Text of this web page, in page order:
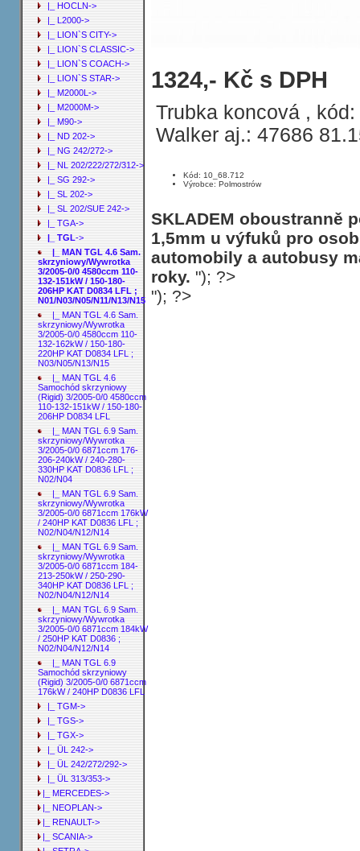
|_ HOCLN->
|_ L2000->
|_ LION`S CITY->
|_ LION`S CLASSIC->
|_ LION`S COACH->
|_ LION`S STAR->
|_ M2000L->
|_ M2000M->
|_ M90->
|_ ND 202->
|_ NG 242/272->
|_ NL 202/222/272/312->
|_ SG 292->
|_ SL 202->
|_ SL 202/SUE 242->
|_ TGA->
|_ TGL->
|_ MAN TGL 4.6 Sam.
skrzyniowy/Wywrotka
3/2005-0/0 4580ccm 110-
132-151kW / 150-180-
206HP KAT D0834 LFL ;
N01/N03/N05/N11/N13/N15
|_ MAN TGL 4.6 Sam.
skrzyniowy/Wywrotka
3/2005-0/0 4580ccm 110-
132-162kW / 150-180-
220HP KAT D0834 LFL ;
N03/N05/N13/N15
|_ MAN TGL 4.6
Samochód skrzyniowy
(Rigid) 3/2005-0/0 4580ccm
110-132-151kW / 150-180-
206HP D0834 LFL
|_ MAN TGL 6.9 Sam.
skrzyniowy/Wywrotka
3/2005-0/0 6871ccm 176-
206-240kW / 240-280-
330HP KAT D0836 LFL ;
N02/N04
|_ MAN TGL 6.9 Sam.
skrzyniowy/Wywrotka
3/2005-0/0 6871ccm 176kW
/ 240HP KAT D0836 LFL ;
N02/N04/N12/N14
|_ MAN TGL 6.9 Sam.
skrzyniowy/Wywrotka
3/2005-0/0 6871ccm 184-
213-250kW / 250-290-
340HP KAT D0836 LFL ;
N02/N04/N12/N14
|_ MAN TGL 6.9 Sam.
skrzyniowy/Wywrotka
3/2005-0/0 6871ccm 184kW
/ 250HP KAT D0836 ;
N02/N04/N12/N14
|_ MAN TGL 6.9
Samochód skrzyniowy
(Rigid) 3/2005-0/0 6871ccm
176kW / 240HP D0836 LFL
|_ TGM->
|_ TGS->
|_ TGX->
|_ ÜL 242->
|_ ÜL 242/272/292->
|_ ÜL 313/353->
|_ MERCEDES->
|_ NEOPLAN->
|_ RENAULT->
|_ SCANIA->
Trubka koncová MAN TGL 4.6 Sam.
D0834 LFL ; N01/N03/N05/N11/N13/
1324,- Kč s DPH
Trubka koncová ,
Walker aj.: 47686
Kód: 10_68.712
Výrobce: Polmostrów
SKLADEM oboustranně
1,5mm u výfuků pro
automobily a autobusy
roky. "); ?>
"); ?>